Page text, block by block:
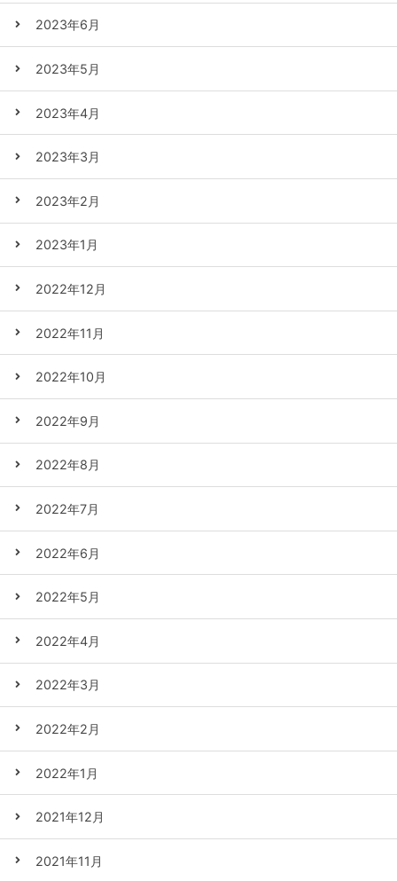
2023年6月
2023年5月
2023年4月
2023年3月
2023年2月
2023年1月
2022年12月
2022年11月
2022年10月
2022年9月
2022年8月
2022年7月
2022年6月
2022年5月
2022年4月
2022年3月
2022年2月
2022年1月
2021年12月
2021年11月